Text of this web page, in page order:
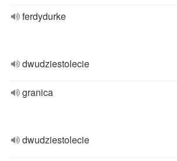
ferdydurke
dwudziestolecie
granica
dwudziestolecie